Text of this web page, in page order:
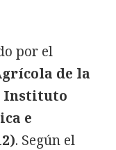
por el
de la
Instituto
e
. Según el